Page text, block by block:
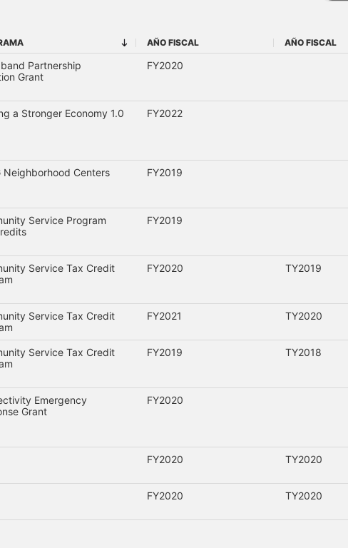
AÑO FISCAL
AÑO FISCAL
Partnership
Grant
FY2020
a Stronger Economy 1.0 FY2022
Neighborhood Centers FY2019
Service Program
FY2019
Service Tax Credit
FY2020 TY2019
Service Tax Credit
FY2021 TY2020
Service Tax Credit
FY2019 TY2018
Emergency
Grant
FY2020
FY2020 TY2020
FY2020 TY2020